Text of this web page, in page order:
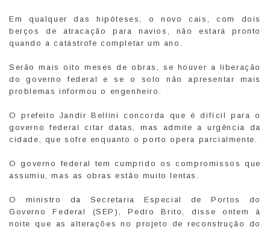
Em qualquer das hipóteses, o novo cais, com dois
berços de atracação para navios, não estará pronto
quando a catástrofe completar um ano.
Serão mais oito meses de obras, se houver a liberação
do governo federal e se o solo não apresentar mais
problemas informou o engenheiro.
O prefeito Jandir Bellini concorda que é difícil para o
governo federal citar datas, mas admite a urgência da
cidade, que sofre enquanto o porto opera parcialmente.
O governo federal tem cumprido os compromissos que
assumiu, mas as obras estão muito lentas.
O ministro da Secretaria Especial de Portos do
Governo Federal (SEP), Pedro Brito, disse ontem à
noite que as alterações no projeto de reconstrução do